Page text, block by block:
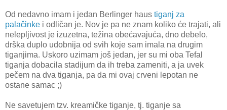
Od nedavno imam i jedan Berlinger haus tiganj za
palačinke i odličan je. Nov je pa ne znam koliko će trajati, ali
nelepljivost je izuzetna, težina obećavajuća, dno debelo,
drška duplo udobnija od svih koje sam imala na drugim
tiganjima. Uskoro uzimam još jedan, jer su mi oba Tefal
tiganja dobacila stadijum da ih treba zameniti, a ja uvek
pečem na dva tiganja, pa da mi ovaj crveni lepotan ne
ostane samac ;)
Ne savetujem tzv. kreamičke tiganje, tj. tiganje sa